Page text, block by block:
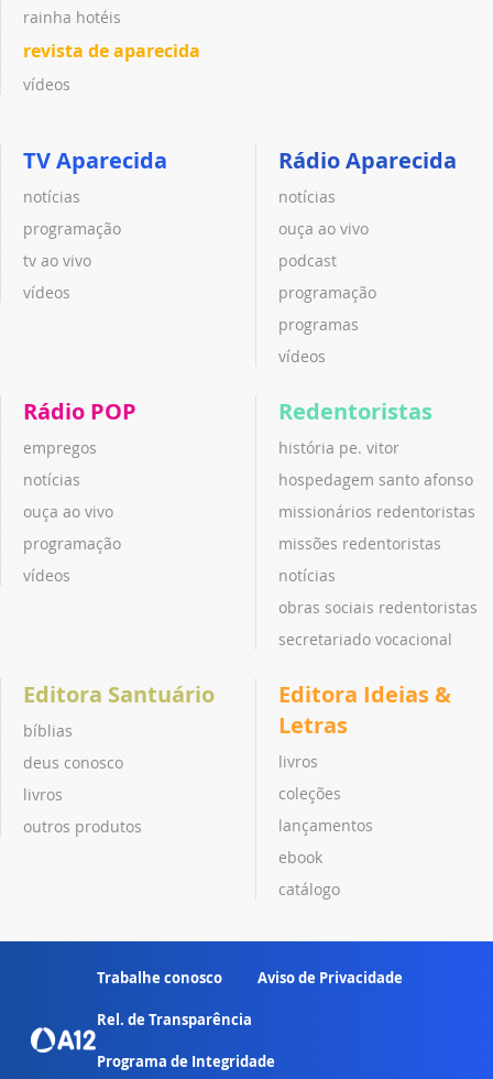
rainha hotéis
revista de aparecida
vídeos
TV Aparecida
notícias
programação
tv ao vivo
vídeos
Rádio Aparecida
notícias
ouça ao vivo
podcast
programação
programas
vídeos
Rádio POP
empregos
notícias
ouça ao vivo
programação
vídeos
Redentoristas
história pe. vitor
hospedagem santo afonso
missionários redentoristas
missões redentoristas
notícias
obras sociais redentoristas
secretariado vocacional
Editora Santuário
bíblias
deus conosco
livros
outros produtos
Editora Ideias &
Letras
livros
coleções
lançamentos
ebook
catálogo
Trabalhe conosco Aviso de Privacidade
Rel. de Transparência
Programa de Integridade